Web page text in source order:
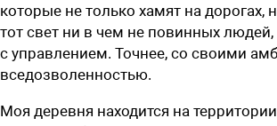
которые не только хамят на дорогах,
тот свет ни в чем не повинных
с управлением. Точнее, со своими
вседозволенностью.
Моя деревня находится на